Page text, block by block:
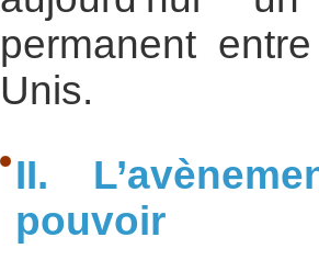
permanent
Unis.
II.
pouvoir